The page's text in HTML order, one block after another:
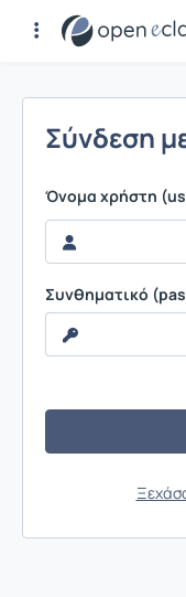
Σύνδεση
Σύνδεση
Όνομα χρήστη
Συνθηματικό